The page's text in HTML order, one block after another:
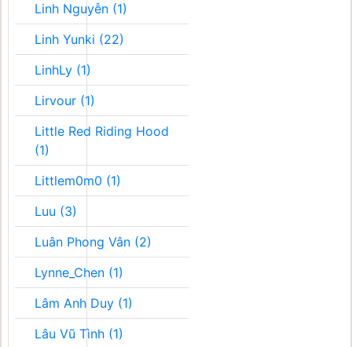
Linh Nguyễn (1)
Linh Yunki (22)
LinhLy (1)
Lirvour (1)
Little Red Riding Hood
(1)
Littlem0m0 (1)
Luu (3)
Luân Phong Vân (2)
Lynne_Chen (1)
Lâm Anh Duy (1)
Lâu Vũ Tình (1)